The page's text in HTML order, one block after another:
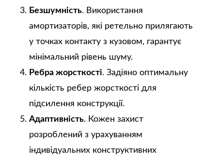
Безшумність. Використання
амортизаторів, які ретельно прилягають
у точках контакту з кузовом, гарантує
мінімальний рівень шуму.
Ребра жорсткості. Задіяно оптимальну
кількість ребер жорсткості для
підсилення конструкції.
Адаптивність. Кожен захист
розроблений з урахуванням
індивідуальних конструктивних